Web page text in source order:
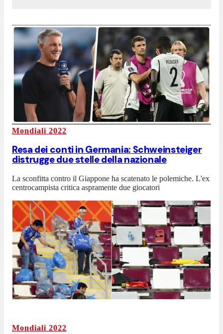
Mondiali 2022
Resa dei conti in Germania: Schweinsteiger
distrugge due stelle della nazionale
La sconfitta contro il Giappone ha scatenato le polemiche. L'ex
centrocampista critica aspramente due giocatori
Mondiali 2022